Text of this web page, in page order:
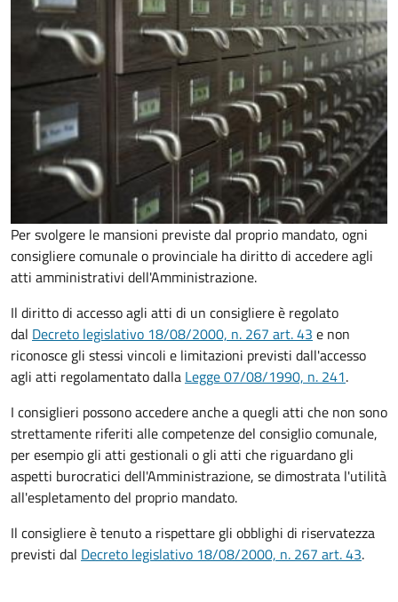
Per svolgere le mansioni previste dal proprio mandato, ogni
consigliere comunale o provinciale ha diritto di accedere agli
atti amministrativi dell'Amministrazione.
Il diritto di accesso agli atti di un consigliere è regolato
dal Decreto legislativo 18/08/2000, n. 267 art. 43 e non
riconosce gli stessi vincoli e limitazioni previsti dall'accesso
agli atti regolamentato dalla Legge 07/08/1990, n. 241.
I consiglieri possono accedere anche a quegli atti che non sono
strettamente riferiti alle competenze del consiglio comunale,
per esempio gli atti gestionali o gli atti che riguardano gli
aspetti burocratici dell'Amministrazione, se dimostrata l'utilità
all'espletamento del proprio mandato.
Il consigliere è tenuto a rispettare gli obblighi di riservatezza
previsti dal Decreto legislativo 18/08/2000, n. 267 art. 43.